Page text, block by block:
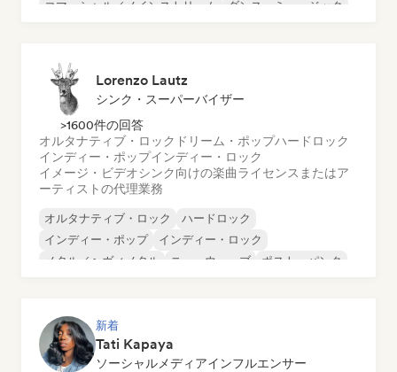
コマーシャル／メインストリーム
ダンス・ミュージック
Lorenzo Lautz
シンク・スーパーバイザー
>1600件の回答
オルタナティブ・ロック ドリーム・ポップハードロック
インディー・ポップインディー・ロック
イメージ・ビデオシンク向けの楽曲ライセンスまたはア
ーティストの代理業務
オルタナティブ・ロック
ハードロック
インディー・ポップ
インディー・ロック
メタル／ヘヴィメタル
ニューウェーブ
ポスト・パンク
新着
Tati Kapaya
ソーシャルメディアインフルエンサー